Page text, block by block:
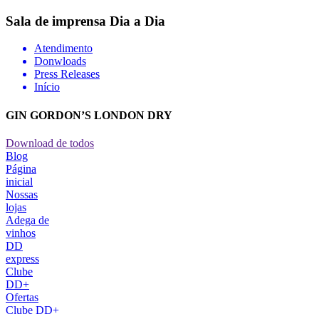
Sala de imprensa Dia a Dia
Atendimento
Donwloads
Press Releases
Início
GIN GORDON’S LONDON DRY
Download de todos
Blog
Página
inicial
Nossas
lojas
Adega de
vinhos
DD
express
Clube
DD+
Ofertas
Clube DD+